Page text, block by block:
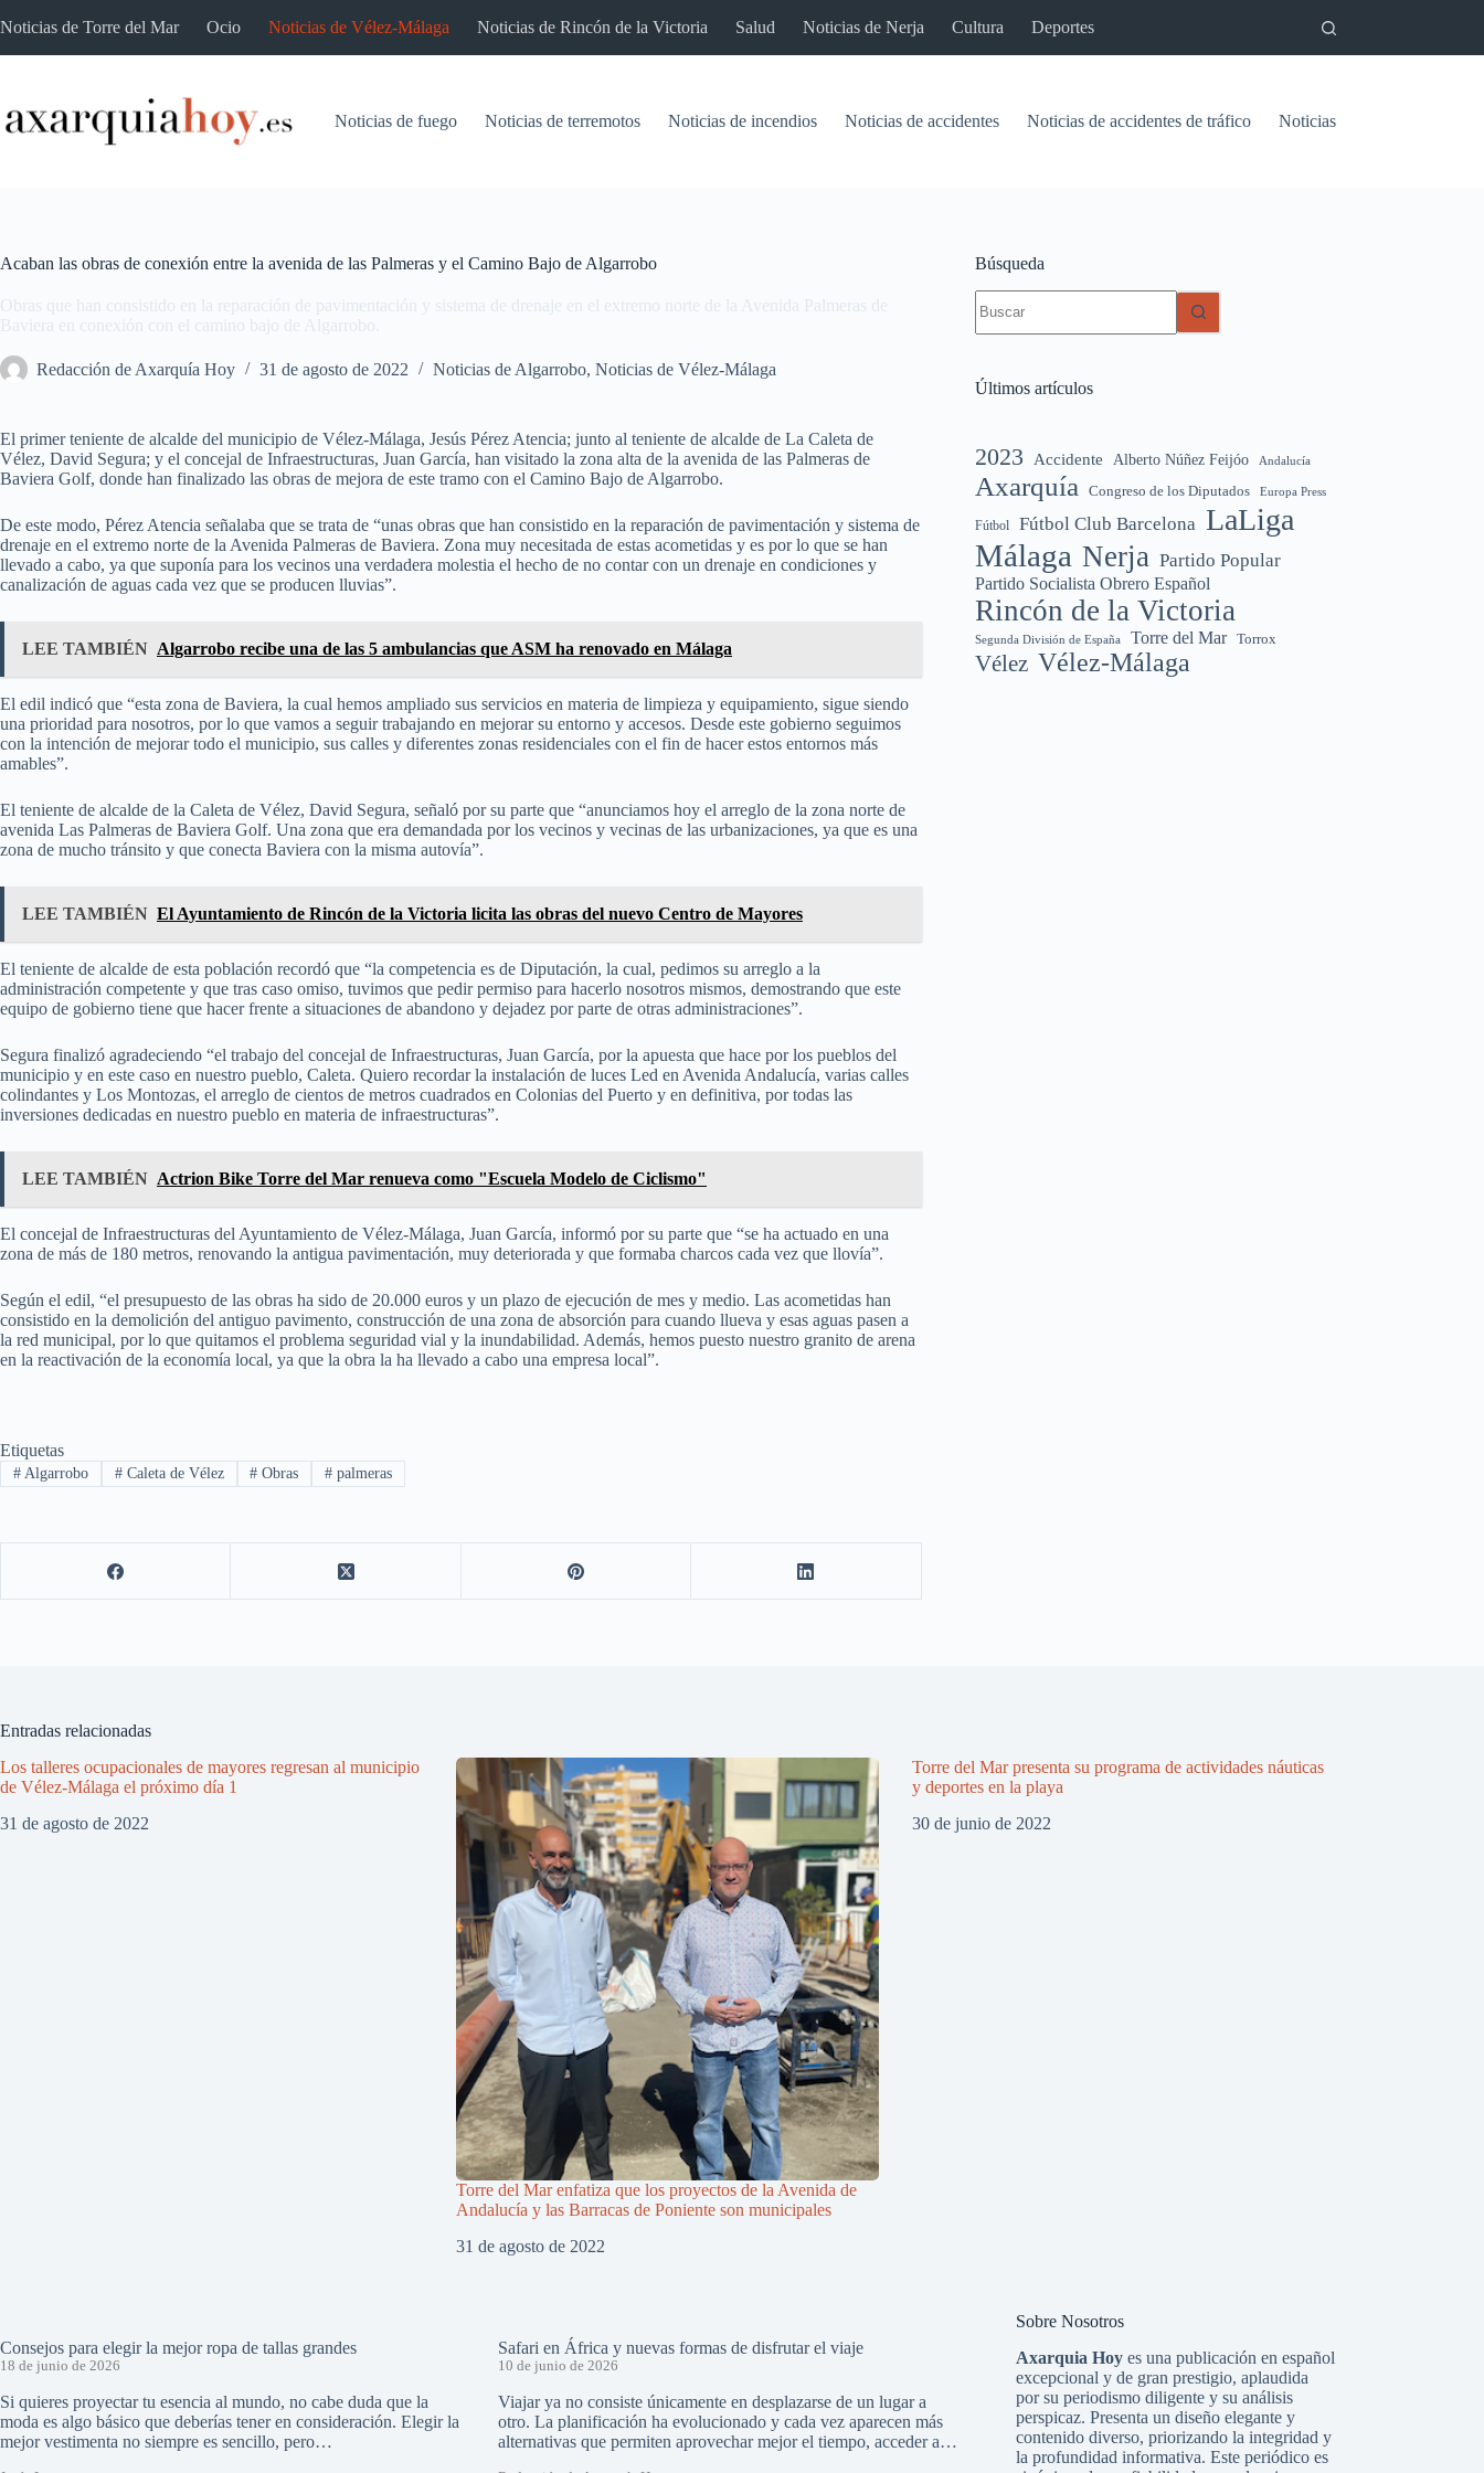
al
Noticias de Torre del Mar Ocio Noticias de Vélez-Málaga Noticias de Rincón de la Victoria Salud Noticias de Nerja Cultura Deportes
Noticias de fuego Noticias de terremotos Noticias de incendios Noticias de accidentes Noticias de accidentes de tráfico Noticias del pantano de
Acaban las obras de conexión entre la avenida de las Palmeras y el Camino Bajo de Algarrobo
Obras que han consistido en la reparación de pavimentación y sistema de drenaje en el extremo norte de la Avenida Palmeras de
Baviera en conexión con el camino bajo de Algarrobo.
Redacción de Axarquía Hoy 31 de agosto de 2022 Noticias de Algarrobo, Noticias de Vélez-Málaga
El primer teniente de alcalde del municipio de Vélez-Málaga, Jesús Pérez Atencia; junto al teniente de alcalde de La Caleta de
Vélez, David Segura; y el concejal de Infraestructuras, Juan García, han visitado la zona alta de la avenida de las Palmeras de
Baviera Golf, donde han finalizado las obras de mejora de este tramo con el Camino Bajo de Algarrobo.
De este modo, Pérez Atencia señalaba que se trata de “unas obras que han consistido en la reparación de pavimentación y sistema de
drenaje en el extremo norte de la Avenida Palmeras de Baviera. Zona muy necesitada de estas acometidas y es por lo que se han
llevado a cabo, ya que suponía para los vecinos una verdadera molestia el hecho de no contar con un drenaje en condiciones y
canalización de aguas cada vez que se producen lluvias”.
LEE TAMBIÉN Algarrobo recibe una de las 5 ambulancias que ASM ha renovado en Málaga
El edil indicó que “esta zona de Baviera, la cual hemos ampliado sus servicios en materia de limpieza y equipamiento, sigue siendo
una prioridad para nosotros, por lo que vamos a seguir trabajando en mejorar su entorno y accesos. Desde este gobierno seguimos
con la intención de mejorar todo el municipio, sus calles y diferentes zonas residenciales con el fin de hacer estos entornos más
amables”.
El teniente de alcalde de la Caleta de Vélez, David Segura, señaló por su parte que “anunciamos hoy el arreglo de la zona norte de
avenida Las Palmeras de Baviera Golf. Una zona que era demandada por los vecinos y vecinas de las urbanizaciones, ya que es una
zona de mucho tránsito y que conecta Baviera con la misma autovía”.
LEE TAMBIÉN El Ayuntamiento de Rincón de la Victoria licita las obras del nuevo Centro de Mayores
El teniente de alcalde de esta población recordó que “la competencia es de Diputación, la cual, pedimos su arreglo a la
administración competente y que tras caso omiso, tuvimos que pedir permiso para hacerlo nosotros mismos, demostrando que este
equipo de gobierno tiene que hacer frente a situaciones de abandono y dejadez por parte de otras administraciones”.
Segura finalizó agradeciendo “el trabajo del concejal de Infraestructuras, Juan García, por la apuesta que hace por los pueblos del
municipio y en este caso en nuestro pueblo, Caleta. Quiero recordar la instalación de luces Led en Avenida Andalucía, varias calles
colindantes y Los Montozas, el arreglo de cientos de metros cuadrados en Colonias del Puerto y en definitiva, por todas las
inversiones dedicadas en nuestro pueblo en materia de infraestructuras”.
LEE TAMBIÉN Actrion Bike Torre del Mar renueva como "Escuela Modelo de Ciclismo"
El concejal de Infraestructuras del Ayuntamiento de Vélez-Málaga, Juan García, informó por su parte que “se ha actuado en una
zona de más de 180 metros, renovando la antigua pavimentación, muy deteriorada y que formaba charcos cada vez que llovía”.
Según el edil, “el presupuesto de las obras ha sido de 20.000 euros y un plazo de ejecución de mes y medio. Las acometidas han
consistido en la demolición del antiguo pavimento, construcción de una zona de absorción para cuando llueva y esas aguas pasen a
la red municipal, por lo que quitamos el problema seguridad vial y la inundabilidad. Además, hemos puesto nuestro granito de arena
en la reactivación de la economía local, ya que la obra la ha llevado a cabo una empresa local”.
Etiquetas
#Algarrobo #Caleta de Vélez # Obras # palmeras
Búsqueda
resultados
Últimos artículos
2023 Accidente Alberto Núñez Feijóo Andalucía
Axarquía Congreso de los Diputados Europa Press
Fútbol Fútbol Club Barcelona LaLiga
Málaga Nerja Partido Popular
Partido Socialista Obrero Español
Rincón de la Victoria
Segunda División de España Torre del Mar Torrox
Vélez Vélez-Málaga
Entradas relacionadas
Los talleres ocupacionales de mayores regresan al municipio
de Vélez-Málaga el próximo día 1
31 de agosto de 2022
Torre del Mar enfatiza que los proyectos de la Avenida de
Andalucía y las Barracas de Poniente son municipales
31 de agosto de 2022
Torre del Mar presenta su programa de actividades náuticas
y deportes en la playa
30 de junio de 2022
Consejos para elegir la mejor ropa de tallas grandes
18 de junio de 2026
Si quieres proyectar tu esencia al mundo, no cabe duda que la
moda es algo básico que deberías tener en consideración. Elegir la
mejor vestimenta no siempre es sencillo, pero…
Safari en África y nuevas formas de disfrutar el viaje
10 de junio de 2026
Viajar ya no consiste únicamente en desplazarse de un lugar a
otro. La planificación ha evolucionado y cada vez aparecen más
alternativas que permiten aprovechar mejor el tiempo, acceder a…
Sobre Nosotros
Axarquia Hoyes una publicación en español
excepcional y de gran prestigio, aplaudida
por su periodismo diligente y su análisis
perspicaz. Presenta un diseño elegante y
contenido diverso, priorizando la integridad y
la profundidad informativa. Este periódico es